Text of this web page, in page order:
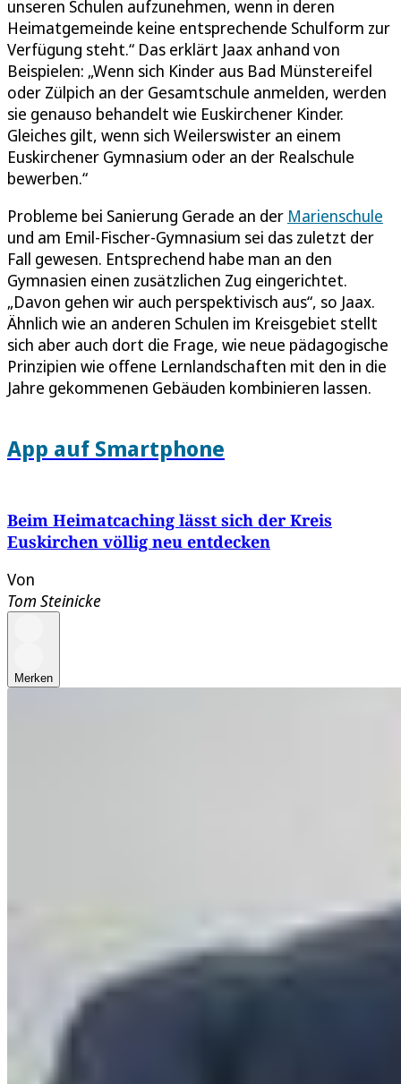
unseren Schulen aufzunehmen, wenn in deren
Heimatgemeinde keine entsprechende Schulform zur
Verfügung steht.“ Das erklärt Jaax anhand von
Beispielen: „Wenn sich Kinder aus Bad Münstereifel
oder Zülpich an der Gesamtschule anmelden, werden
sie genauso behandelt wie Euskirchener Kinder.
Gleiches gilt, wenn sich Weilerswister an einem
Euskirchener Gymnasium oder an der Realschule
bewerben.“
Probleme bei Sanierung Gerade an der Marienschule
und am Emil-Fischer-Gymnasium sei das zuletzt der
Fall gewesen. Entsprechend habe man an den
Gymnasien einen zusätzlichen Zug eingerichtet.
„Davon gehen wir auch perspektivisch aus“, so Jaax.
Ähnlich wie an anderen Schulen im Kreisgebiet stellt
sich aber auch dort die Frage, wie neue pädagogische
Prinzipien wie offene Lernlandschaften mit den in die
Jahre gekommenen Gebäuden kombinieren lassen.
App auf Smartphone
Beim Heimatcaching lässt sich der Kreis
Euskirchen völlig neu entdecken
Von
Tom Steinicke
Merken